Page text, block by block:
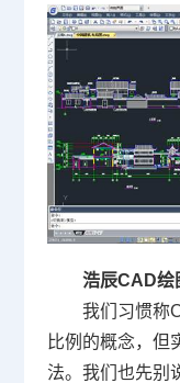
浩辰CAD绘
我们习惯称
比例的概念，但
法。我们也先别